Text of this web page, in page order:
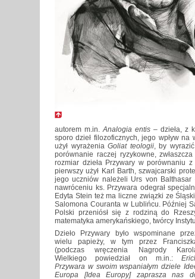
autorem m.in. Analogia entis –dzieła, z
sporo dzieł filozoficznych, jego wpływ
użył wyrażenia Goliat teologii, by
porównanie raczej ryzykowne,
rozmiar dzieła Przywary w porównaniu
pierwszy użył Karl Barth, szwajcarski
jego uczniów należeli Urs von
nawróceniu ks. Przywara odegrał
Edyta Stein też ma liczne związki ze
Salomona Couranta w Lublińcu. Później
Polski przeniósł się z rodziną do
matematyka amerykańskiego, twórcy
Dzieło Przywary było wspominane
wielu papieży, w tym przez
(podczas wręczenia Nagrody
Wielkiego powiedział on m.in.:
Przywara w swoim wspaniałym dziele
Europa [Idea Europy] zaprasza nas